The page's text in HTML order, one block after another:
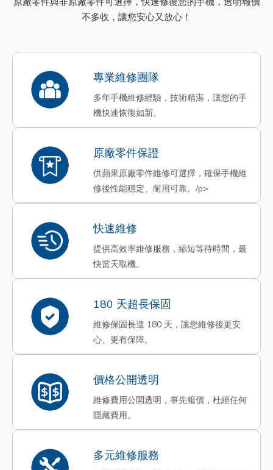
不多收，讓您安心又放心！
專業維修團隊
多年手機維修經驗，技術精湛，讓您的手
機快速恢復如新。
原廠零件保證
供蘋果原廠零件維修可選擇，確保手機維
修後性能穩定、耐用可靠。/p>
快速維修
提供高效率維修服務，縮短等待時間，最
快當天取機。
180 天超長保固
維修保固長達 180 天，讓您維修後更安
心、更有保障。
價格公開透明
維修費用公開透明，事先報價，杜絕任何
隱藏費用。
多元維修服務